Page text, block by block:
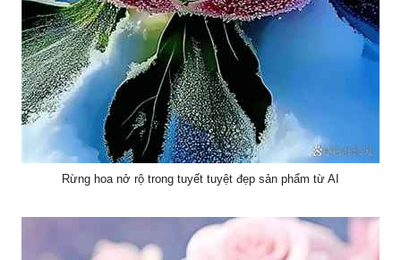
Rừng hoa nở rộ trong tuyết tuyệt đẹp sản phẩm từ AI